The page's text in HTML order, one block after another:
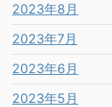
2023年8月
2023年7月
2023年6月
2023年5月